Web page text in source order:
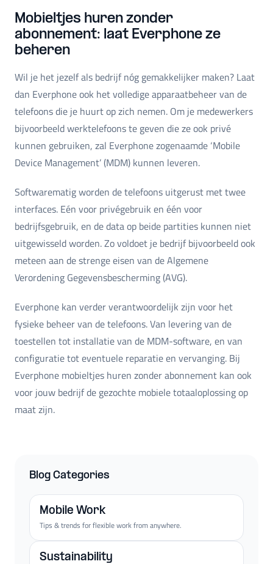
Mobieltjes huren zonder
abonnement: laat Everphone ze
beheren
Wil je het jezelf als bedrijf nóg gemakkelijker maken? Laat
dan Everphone ook het volledige apparaatbeheer van de
telefoons die je huurt op zich nemen. Om je medewerkers
bijvoorbeeld werktelefoons te geven die ze ook privé
kunnen gebruiken, zal Everphone zogenaamde ‘Mobile
Device Management’ (MDM) kunnen leveren.
Softwarematig worden de telefoons uitgerust met twee
interfaces. Eén voor privégebruik en één voor
bedrijfsgebruik, en de data op beide partities kunnen niet
uitgewisseld worden. Zo voldoet je bedrijf bijvoorbeeld ook
meteen aan de strenge eisen van de Algemene
Verordening Gegevensbescherming (AVG).
Everphone kan verder verantwoordelijk zijn voor het
fysieke beheer van de telefoons. Van levering van de
toestellen tot installatie van de MDM-software, en van
configuratie tot eventuele reparatie en vervanging. Bij
Everphone mobieltjes huren zonder abonnement kan ook
voor jouw bedrijf de gezochte mobiele totaaloplossing op
maat zijn.
Blog Categories
Mobile Work
Tips & trends for flexible work from anywhere.
Sustainability